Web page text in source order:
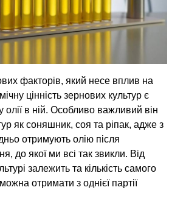
факторів, який несе вплив на
цінність зернових культур є
олії в ній. Особливо важливий він
як соняшник, соя та ріпак, адже з
отримують олію після
до якої ми всі так звикли. Від
залежить та кількість самого
отримати з однієї партії